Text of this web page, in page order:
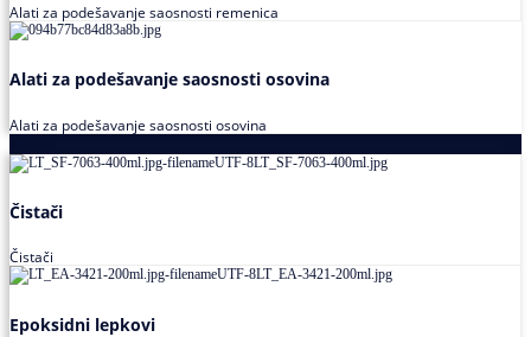
Alati za podešavanje saosnosti remenica
Alati za podešavanje saosnosti osovina
Alati za podešavanje saosnosti osovina
Čistači
Čistači
Epoksidni lepkovi